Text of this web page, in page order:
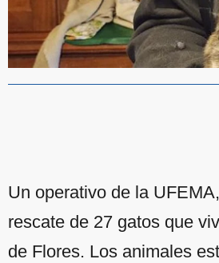
Un operativo de la
rescate de 27 gatos que
de Flores. Los animales